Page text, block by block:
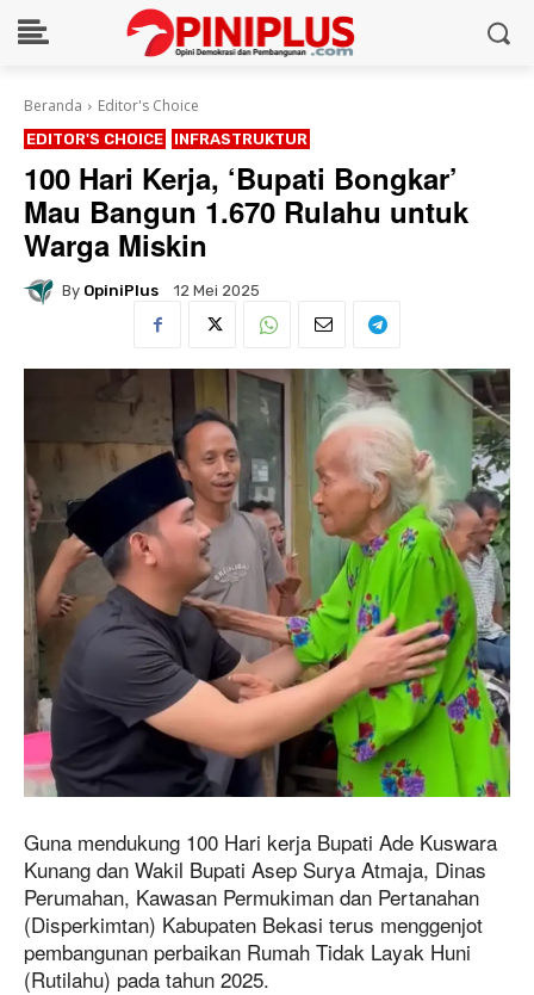
Beranda Editor's Choice
EDITOR'S CHOICE INFRASTRUKTUR
100 Hari Kerja, ‘Bupati Bongkar’
Mau Bangun 1.670 Rulahu untuk
Warga Miskin
By OpiniPlus 12 Mei 2025
Guna mendukung 100 Hari kerja Bupati Ade Kuswara
Kunang dan Wakil Bupati Asep Surya Atmaja, Dinas
Perumahan, Kawasan Permukiman dan Pertanahan
(Disperkimtan) Kabupaten Bekasi terus menggenjot
pembangunan perbaikan Rumah Tidak Layak Huni
(Rutilahu) pada tahun 2025.